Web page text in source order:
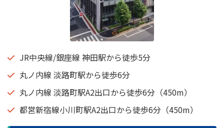
JR中央線/銀座線 神田駅から徒歩5分
丸ノ内線 淡路町駅から徒歩6分
丸ノ内線 淡路町駅A2出口から徒歩6分（450m）
都営新宿線小川町駅A2出口から徒歩6分（450m）